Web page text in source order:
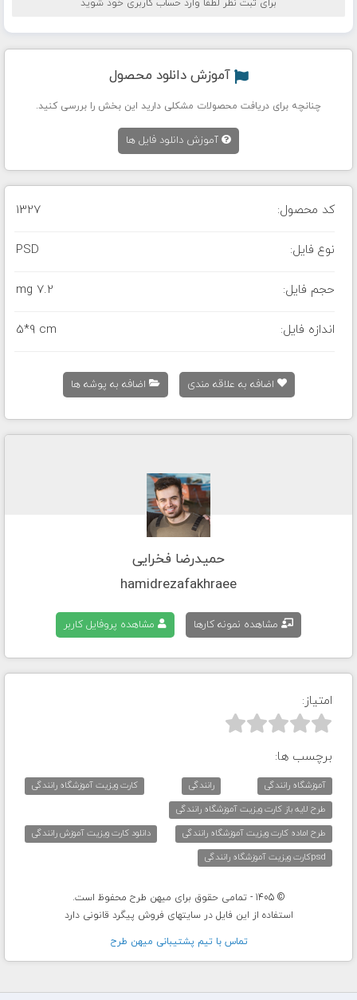
برای ثبت نظر لطفا وارد حساب کاربری خود شوید
آموزش دانلود محصول
چنانچه برای دریافت محصولات مشکلی دارید این بخش را بررسی کنید.
آموزش دانلود فایل ها
کد محصول: 1327
نوع فایل: PSD
حجم فایل: 7.2 mg
اندازه فایل: 5*9 cm
اضافه به علاقه مندی اضافه به پوشه ها
حمیدرضا فخرایی
hamidrezafakhraee
مشاهده نمونه کارها مشاهده پروفایل کاربر
امتیاز:



برچسب ها:
آموزشگاه رانندگی رانندگی
کارت ویزیت آموزشگاه رانندگی
طرح لایه باز کارت ویزیت آموزشگاه رانندگی
طرح اماده کارت ویزیت آموزشگاه رانندگی
دانلود کارت ویزیت آموزش رانندگی
psdکارت ویزیت آموزشگاه رانندگی
© 1405 - تمامی حقوق برای میهن طرح محفوظ است.
استفاده از این فایل در سایتهای فروش پیگرد قانونی دارد
تماس با تيم پشتيبانی ميهن طرح